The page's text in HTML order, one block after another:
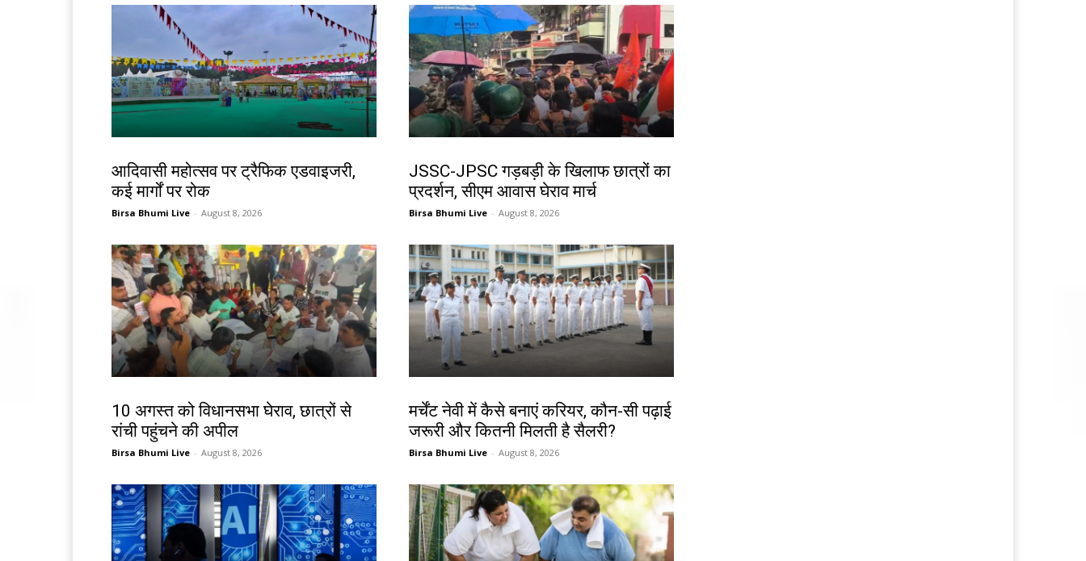
आदिवासी महोत्सव पर ट्रैफिक एडवाइजरी,
कई मार्गों पर रोक
Birsa Bhumi Live - August 8, 2026
JSSC-JPSC गड़बड़ी के खिलाफ छात्रों का
प्रदर्शन, सीएम आवास घेराव मार्च
Birsa Bhumi Live - August 8, 2026
10 अगस्त को विधानसभा घेराव, छात्रों से
रांची पहुंचने की अपील
Birsa Bhumi Live - August 8, 2026
मर्चेंट नेवी में कैसे बनाएं करियर, कौन-सी पढ़ाई
जरूरी और कितनी मिलती है सैलरी?
Birsa Bhumi Live - August 8, 2026